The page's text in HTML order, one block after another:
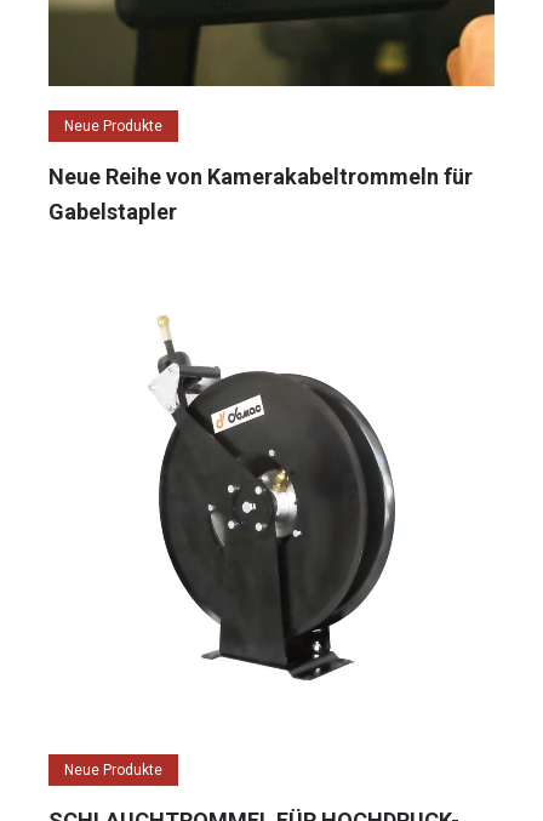
Neue Produkte
Neue Reihe von Kamerakabeltrommeln für
Gabelstapler
Neue Produkte